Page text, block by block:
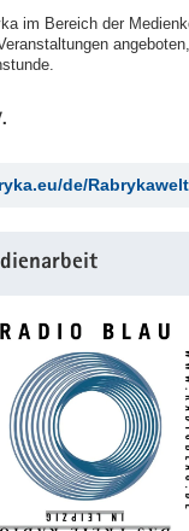
im Bereich der
de/